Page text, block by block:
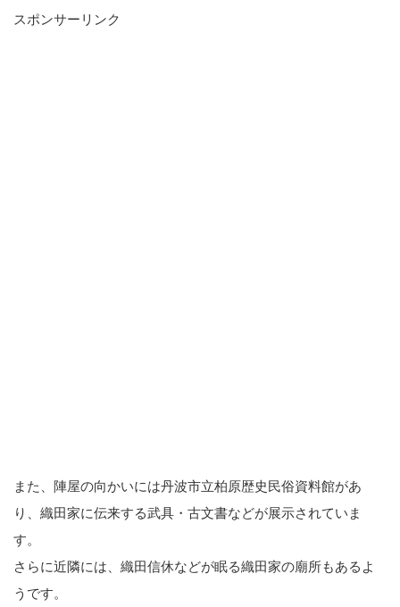
スポンサーリンク
また、陣屋の向かいには丹波市立柏原歴史民俗資料館があ
り、織田家に伝来する武具・古文書などが展示されていま
す。
さらに近隣には、織田信休などが眠る織田家の廟所もあるよ
うです。